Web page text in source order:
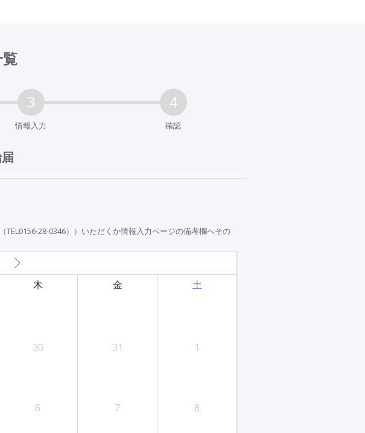
情報入力 確認
28-0346））いただくか情報入力ページの備考欄へその
木 金 土
30 31 1
6 7 8